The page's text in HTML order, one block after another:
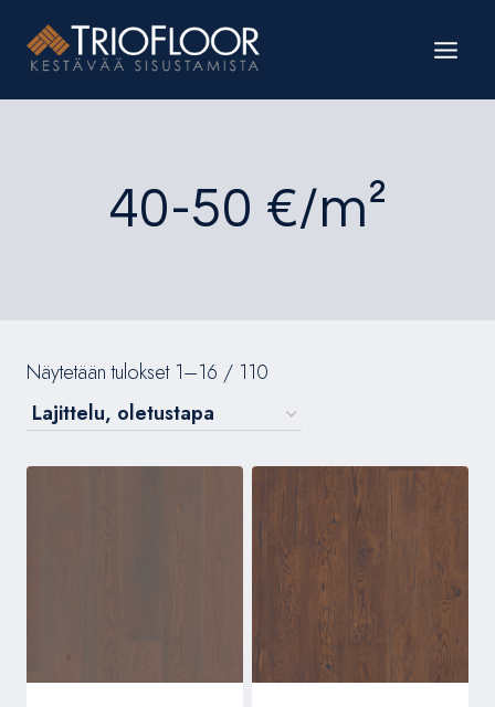
sisältöön
40-50 €/m²
Näytetään tulokset 1–16 / 110